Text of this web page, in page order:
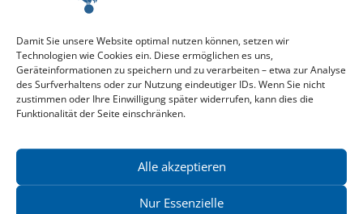
Damit Sie unsere Website optimal nutzen können, setzen wir
Technologien wie Cookies ein. Diese ermöglichen es uns,
Geräteinformationen zu speichern und zu verarbeiten – etwa zur Analyse
des Surfverhaltens oder zur Nutzung eindeutiger IDs. Wenn Sie nicht
zustimmen oder Ihre Einwilligung später widerrufen, kann dies die
Funktionalität der Seite einschränken.
Alle akzeptieren
Nur Essenzielle
Aktuelle Vorschau
Entdecken Sie das aktuelle zu-Klampen!-Verlagsprogramm.
Hier finden Sie die Verlagsvorschau – einfach direkt online
reinlesen oder herunterladen.
Download: Vorschau zu Klampen! Herbst 2026
Mehr aktuelle Vorschauen ansehen
News zu aktuellen Neuheiten und Nachrichten im zu Klampen!
Verlag – jederzeit wieder abbestellbar.